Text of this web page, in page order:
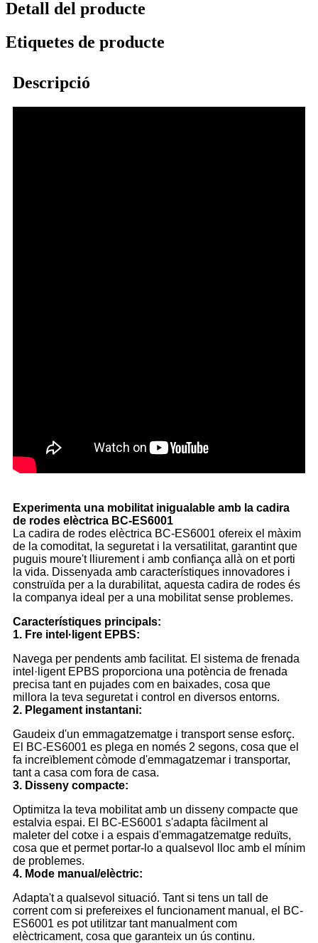
Detall del producte
Etiquetes de producte
Descripció
Experimenta una mobilitat inigualable amb la cadira
de rodes elèctrica BC-ES6001
La cadira de rodes elèctrica BC-ES6001 ofereix el màxim
de la comoditat, la seguretat i la versatilitat, garantint que
puguis moure't lliurement i amb confiança allà on et porti
la vida. Dissenyada amb característiques innovadores i
construïda per a la durabilitat, aquesta cadira de rodes és
la companya ideal per a una mobilitat sense problemes.
Característiques principals:
1. Fre intel·ligent EPBS:
Navega per pendents amb facilitat. El sistema de frenada
intel·ligent EPBS proporciona una potència de frenada
precisa tant en pujades com en baixades, cosa que
millora la teva seguretat i control en diversos entorns.
2. Plegament instantani:
Gaudeix d'un emmagatzematge i transport sense esforç.
El BC-ES6001 es plega en només 2 segons, cosa que el
fa increïblement còmode d'emmagatzemar i transportar,
tant a casa com fora de casa.
3. Disseny compacte:
Optimitza la teva mobilitat amb un disseny compacte que
estalvia espai. El BC-ES6001 s'adapta fàcilment al
maleter del cotxe i a espais d'emmagatzematge reduïts,
cosa que et permet portar-lo a qualsevol lloc amb el mínim
de problemes.
4. Mode manual/elèctric:
Adapta't a qualsevol situació. Tant si tens un tall de
corrent com si prefereixes el funcionament manual, el BC-
ES6001 es pot utilitzar tant manualment com
elèctricament, cosa que garanteix un ús continu.